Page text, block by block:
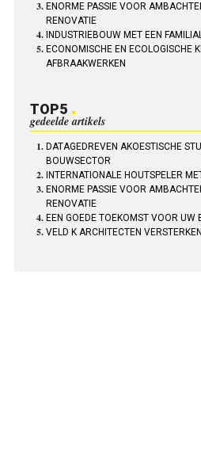
ENORME PASSIE VOOR
RENOVATIE
INDUSTRIEBOUW MET EEN
ECONOMISCHE EN ECOLOGISCHE
AFBRAAKWERKEN
TOP5
gedeelde artikels
DATAGEDREVEN AKOESTISCHE
BOUWSECTOR
INTERNATIONALE HOUTSPELER
ENORME PASSIE VOOR
RENOVATIE
EEN GOEDE TOEKOMST VOOR
VELD K ARCHITECTEN